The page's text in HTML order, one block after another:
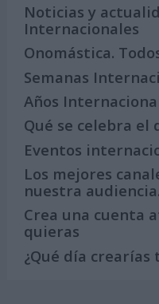
Noticias y
Internacionales
Onomástica.
Semanas
Años
Qué se celebra el
Eventos
Los mejores
nuestra
Crea una cuenta
quieras
¿Qué día crearías